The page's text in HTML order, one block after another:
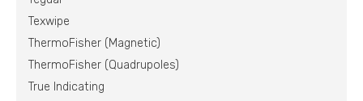
Texwipe
ThermoFisher (Magnetic)
ThermoFisher (Quadrupoles)
True Indicating